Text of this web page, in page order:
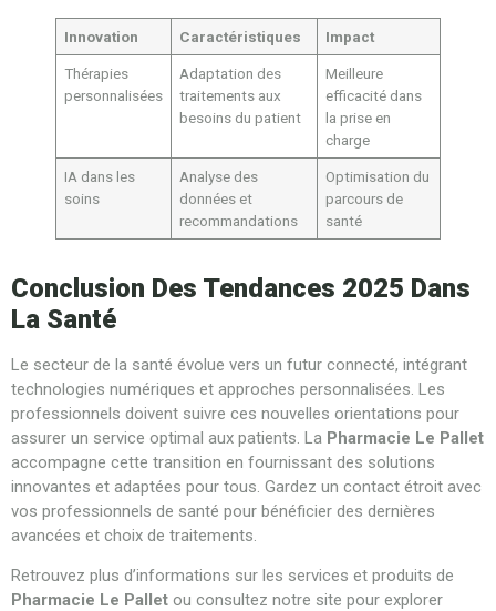
Innovation Caractéristiques Impact
Thérapies
personnalisées
Adaptation des
traitements aux
besoins du patient
Meilleure
efficacité dans
la prise en
charge
IA dans les
soins
Analyse des
données et
recommandations
Optimisation du
parcours de
santé
Conclusion Des Tendances 2025 Dans
La Santé
Le secteur de la santé évolue vers un futur connecté, intégrant
technologies numériques et approches personnalisées. Les
professionnels doivent suivre ces nouvelles orientations pour
assurer un service optimal aux patients. La Pharmacie Le Pallet
accompagne cette transition en fournissant des solutions
innovantes et adaptées pour tous. Gardez un contact étroit avec
vos professionnels de santé pour bénéficier des dernières
avancées et choix de traitements.
Retrouvez plus d’informations sur les services et produits de
Pharmacie Le Pallet ou consultez notre site pour explorer